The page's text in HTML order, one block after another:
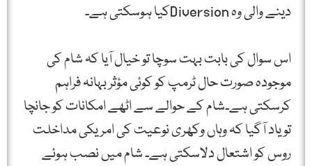
دینے والی وہ Diversionکیا ہوسکتی ہے۔
اس سوال کی بابت بہت سوچا تو خیال آیا کہ شام کی
موجودہ صورت حال ٹرمپ کو کوئی مؤثر بہانہ فراہم
کرسکتی ہے۔شام کے حوالے سے اٹھے امکانات کو جانچا
تو یاد آگیا کہ وہاں وکھری نوعیت کی امریکی مداخلت
روس کو اشتعال دلاسکتی ہے۔ شام میں نصب ہوئے